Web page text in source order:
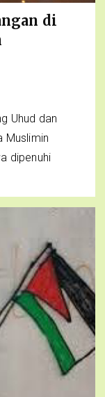
di
Uhud dan
Muslimin
dipenuhi